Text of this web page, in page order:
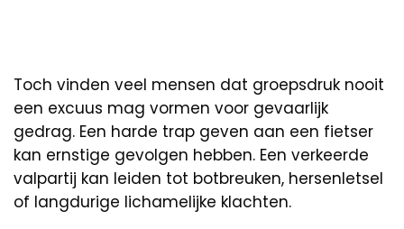
Toch vinden veel mensen dat groepsdruk nooit
een excuus mag vormen voor gevaarlijk
gedrag. Een harde trap geven aan een fietser
kan ernstige gevolgen hebben. Een verkeerde
valpartij kan leiden tot botbreuken, hersenletsel
of langdurige lichamelijke klachten.